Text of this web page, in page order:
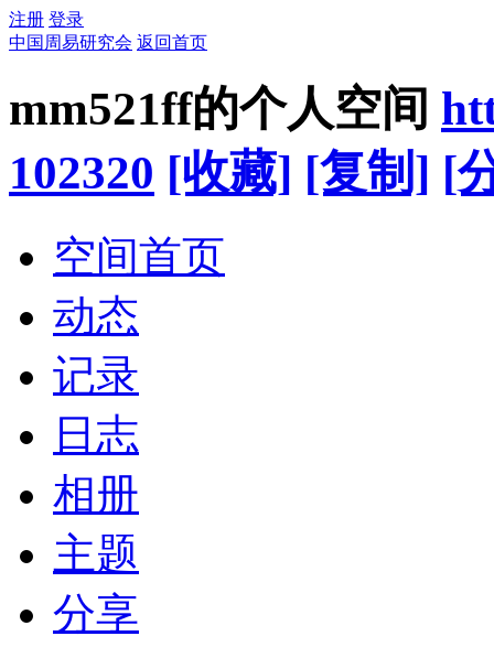
注册 登录
中国周易研究会 返回首页
mm521ff的个人空间
102320 [收藏] [复制] [
空间首页
动态
记录
日志
相册
主题
分享